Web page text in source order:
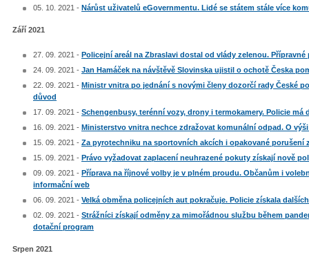
05. 10. 2021 - Nárůst uživatelů eGovernmentu. Lidé se státem stále více
Září 2021
27. 09. 2021 - Policejní areál na Zbraslavi dostal od vlády zelenou. Přípravné
24. 09. 2021 - Jan Hamáček na návštěvě Slovinska ujistil o ochotě Česka
22. 09. 2021 - Ministr vnitra po jednání s novými členy dozorčí rady České
důvod
17. 09. 2021 - Schengenbusy, terénní vozy, drony i termokamery. Policie
16. 09. 2021 - Ministerstvo vnitra nechce zdražovat komunální odpad. O
15. 09. 2021 - Za pyrotechniku na sportovních akcích i opakované porušení
15. 09. 2021 - Právo vyžadovat zaplacení neuhrazené pokuty získají nově
09. 09. 2021 - Příprava na říjnové volby je v plném proudu. Občanům i
informační web
06. 09. 2021 - Velká obměna policejních aut pokračuje. Policie získala
02. 09. 2021 - Strážníci získají odměny za mimořádnou službu během
dotační program
Srpen 2021